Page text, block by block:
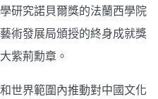
研究諾貝爾獎的法蘭西學院
術發展局頒授的終身成就獎
紫荊勳章。
世界範圍內推動對中國文化